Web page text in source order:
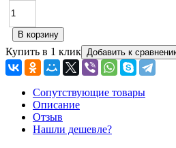
Купить в 1 клик
Сопутствующие товары
Описание
Отзыв
Нашли дешевле?